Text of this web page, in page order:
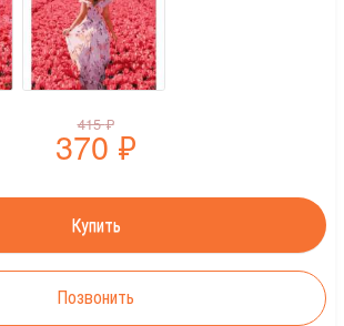
415₽
370 ₽
Позвонить